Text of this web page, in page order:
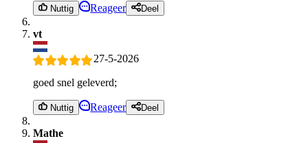
Nuttig Reageer Deel
vt
27-5-2026
goed snel geleverd;
Nuttig Reageer Deel
Mathe